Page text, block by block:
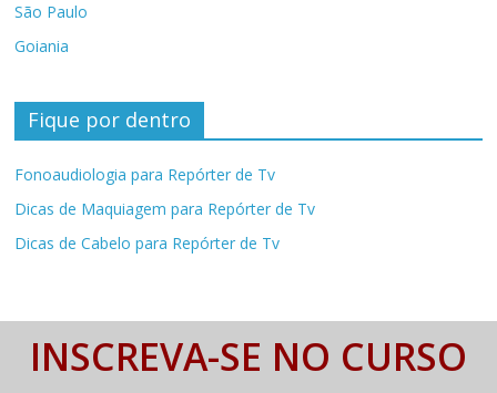
São Paulo
Goiania
Fique por dentro
Fonoaudiologia para Repórter de Tv
Dicas de Maquiagem para Repórter de Tv
Dicas de Cabelo para Repórter de Tv
INSCREVA-SE NO CURSO